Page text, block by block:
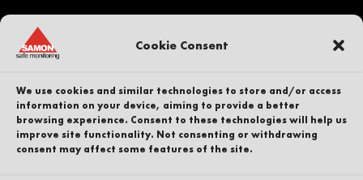
Cookie Consent
We use cookies and similar technologies to store and/or access
information on your device, aiming to provide a better
browsing experience. Consent to these technologies will help us
improve site functionality. Not consenting or withdrawing
consent may affect some features of the site.
Über Uns
Kontakt
Karriere
Nachhaltigkeit
Whistleblower